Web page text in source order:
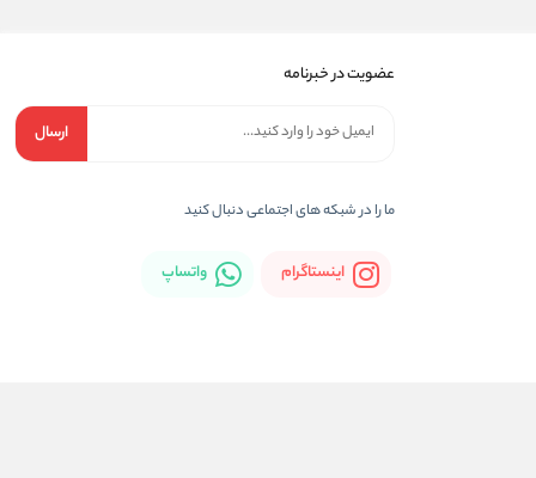
عضویت در خبرنامه
ارسال
ما را در شبکه های اجتماعی دنبال کنید
اینستاگرام واتساپ